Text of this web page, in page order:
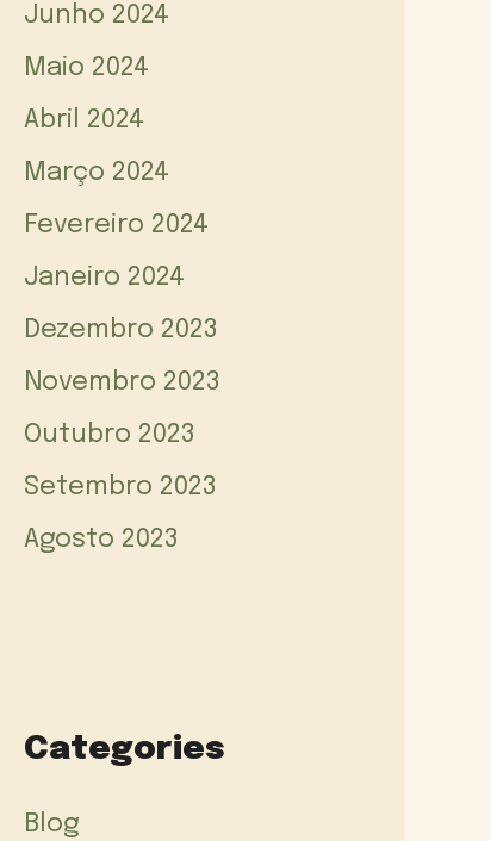
Junho 2024
Maio 2024
Abril 2024
Março 2024
Fevereiro 2024
Janeiro 2024
Dezembro 2023
Novembro 2023
Outubro 2023
Setembro 2023
Agosto 2023
Categories
Blog